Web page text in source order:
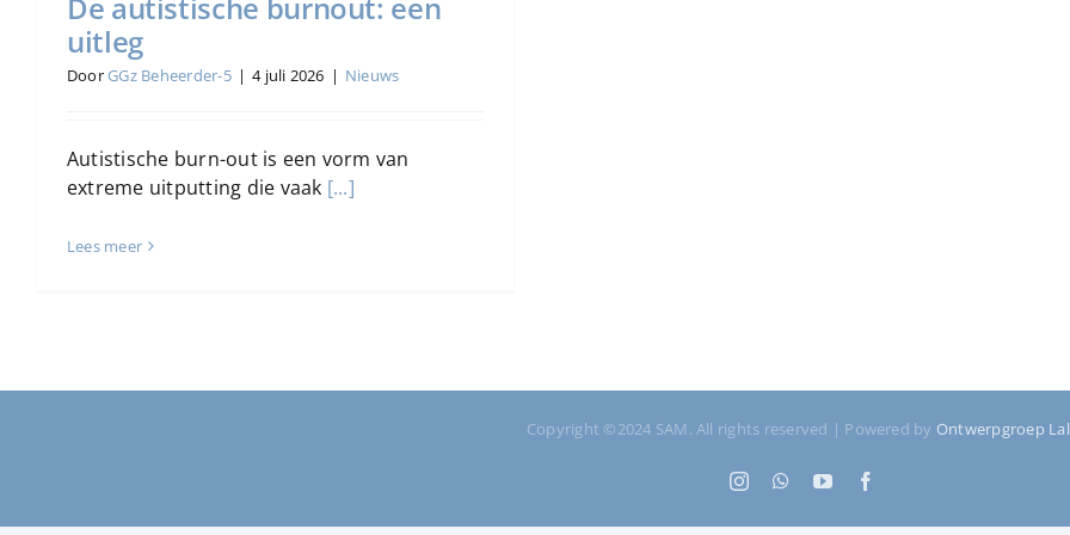
uitleg
DoorGGz Beheerder-5 | 4 juli 2026 | Nieuws
Autistische burn-out is een vorm van
extreme uitputting die vaak [...]
Lees meer
Copyright ©2024 SAM. All rights reserved | Powered by Ontwerpgroep
InstagramWhatsApp
YouTube